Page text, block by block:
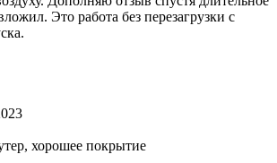
Это работа без перезагрузки с
хорошее покрытие